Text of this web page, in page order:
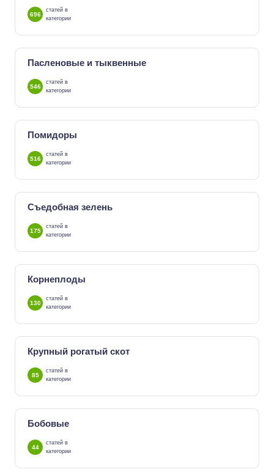
696
статей в
категории
Пасленовые и тыквенные
546
статей в
категории
Помидоры
516
статей в
категории
Съедобная зелень
175
статей в
категории
Корнеплоды
130
статей в
категории
Крупный рогатый скот
85
статей в
категории
Бобовые
44
статей в
категории